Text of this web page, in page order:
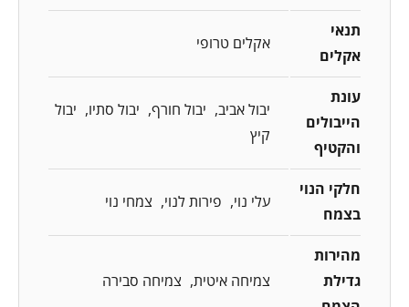
תנאי
אקלים
אקלים טרופי
עונת
הייבולים
והקטיף
יבול אביב יבול חורף יבול סתיו
יבול
קיץ
חלקי הנוי
בצמח
עלי נוי פירות לנוי צמחי נוי
מהירות
גדילת
צמיחה איטית צמיחה סבירה